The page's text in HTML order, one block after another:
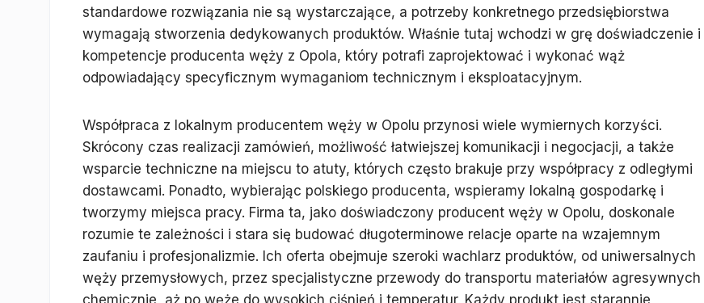
standardowe rozwiązania nie są wystarczające, a potrzeby konkretnego przedsiębiorstwa
wymagają stworzenia dedykowanych produktów. Właśnie tutaj wchodzi w grę doświadczenie i
kompetencje producenta węży z Opola, który potrafi zaprojektować i wykonać wąż
odpowiadający specyficznym wymaganiom technicznym i eksploatacyjnym.
Współpraca z lokalnym producentem węży w Opolu przynosi wiele wymiernych korzyści.
Skrócony czas realizacji zamówień, możliwość łatwiejszej komunikacji i negocjacji, a także
wsparcie techniczne na miejscu to atuty, których często brakuje przy współpracy z odległymi
dostawcami. Ponadto, wybierając polskiego producenta, wspieramy lokalną gospodarkę i
tworzymy miejsca pracy. Firma ta, jako doświadczony producent węży w Opolu, doskonale
rozumie te zależności i stara się budować długoterminowe relacje oparte na wzajemnym
zaufaniu i profesjonalizmie. Ich oferta obejmuje szeroki wachlarz produktów, od uniwersalnych
węży przemysłowych, przez specjalistyczne przewody do transportu materiałów agresywnych
chemicznie, aż po węże do wysokich ciśnień i temperatur. Każdy produkt jest starannie